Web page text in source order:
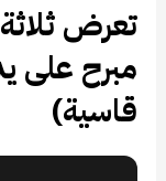
تعرض
مبرح على
قاسية)